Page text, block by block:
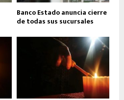
Banco Estado anuncia cierre
de todas sus sucursales